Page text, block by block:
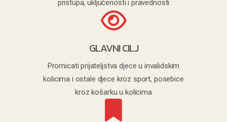
pristupa, uključenosti i pravednosti
GLAVNI CILJ
Promicati prijateljstva djece u invalidskim
kolicima i ostale djece kroz sport, posebice
kroz košarku u kolicima